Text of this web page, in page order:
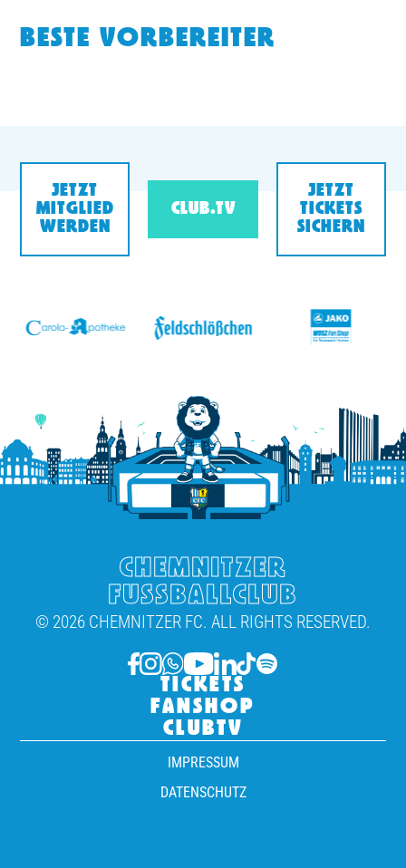
BESTE VORBEREITER
JETZT
MITGLIED
WERDEN
CLUB.TV
JETZT
TICKETS
SICHERN
CHEMNITZER
FUSSBALLCLUB
© 2026 CHEMNITZER FC. ALL RIGHTS RESERVED.
TICKETS
FANSHOP
CLUBTV
IMPRESSUM
DATENSCHUTZ